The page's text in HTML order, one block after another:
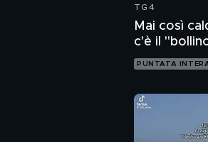
TG4
Mai così
c'è il
città
PUNTATA